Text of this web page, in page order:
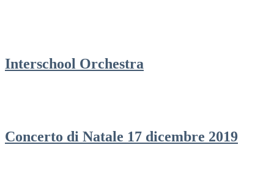
Interschool Orchestra
Concerto di Natale 17 dicembre 2019